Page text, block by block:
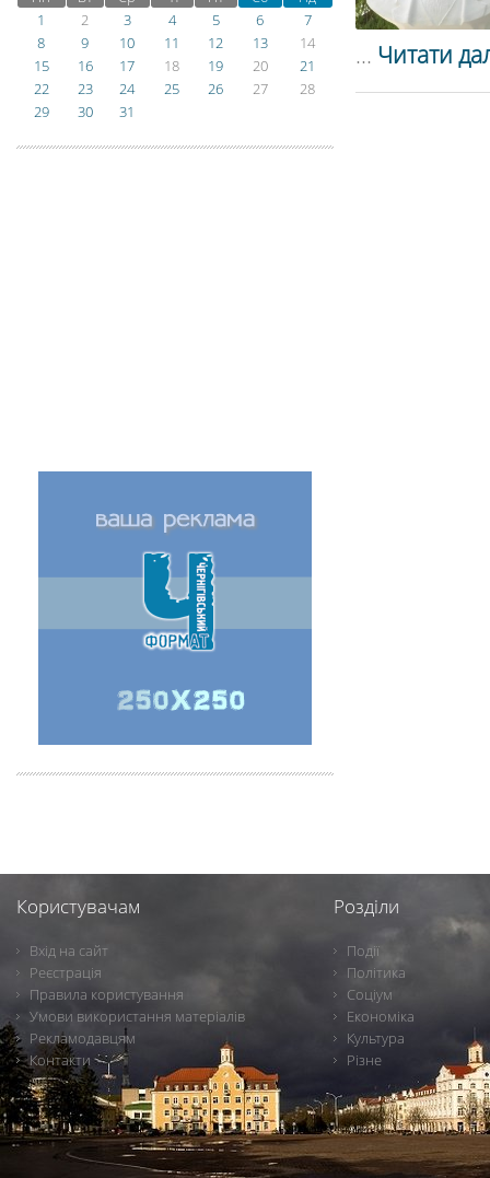
... Читати
1
2 3 4 5 6
7
8
9 10 11 12 13
14
15
16 17 18 19 20
21
22
23 24 25 26 27
28
29
30 31
Користувачам
Вхід на сайт
Реєстрація
Правила користування
Умови використання матеріалів
Рекламодавцям
Контакти
Розділи
Події
Політика
Соціум
Економіка
Культура
Різне